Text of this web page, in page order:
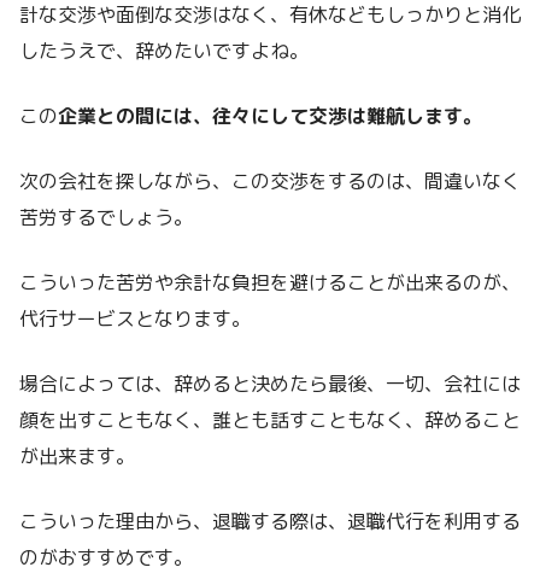
計な交渉や面倒な交渉はなく、有休などもしっかりと消化
したうえで、辞めたいですよね。
この企業との間には、往々にして交渉は難航します。
次の会社を探しながら、この交渉をするのは、間違いなく
苦労するでしょう。
こういった苦労や余計な負担を避けることが出来るのが、
代行サービスとなります。
場合によっては、辞めると決めたら最後、一切、会社には
顔を出すこともなく、誰とも話すこともなく、辞めること
が出来ます。
こういった理由から、退職する際は、退職代行を利用する
のがおすすめです。